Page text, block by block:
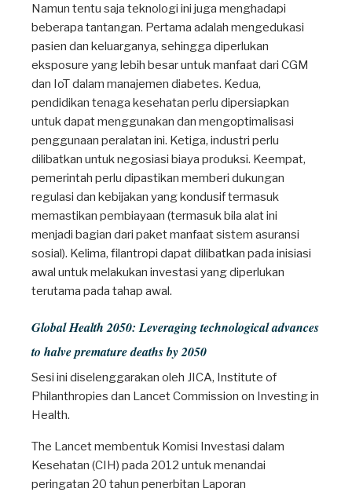
Namun tentu saja teknologi ini juga menghadapi
beberapa tantangan. Pertama adalah mengedukasi
pasien dan keluarganya, sehingga diperlukan
eksposure yang lebih besar untuk manfaat dari CGM
dan IoT dalam manajemen diabetes. Kedua,
pendidikan tenaga kesehatan perlu dipersiapkan
untuk dapat menggunakan dan mengoptimalisasi
penggunaan peralatan ini. Ketiga, industri perlu
dilibatkan untuk negosiasi biaya produksi. Keempat,
pemerintah perlu dipastikan memberi dukungan
regulasi dan kebijakan yang kondusif termasuk
memastikan pembiayaan (termasuk bila alat ini
menjadi bagian dari paket manfaat sistem asuransi
sosial). Kelima, filantropi dapat dilibatkan pada inisiasi
awal untuk melakukan investasi yang diperlukan
terutama pada tahap awal.
Global Health 2050: Leveraging technological advances
to halve premature deaths by 2050
Sesi ini diselenggarakan oleh JICA, Institute of
Philanthropies dan Lancet Commission on Investing in
Health.
The Lancet membentuk Komisi Investasi dalam
Kesehatan (CIH) pada 2012 untuk menandai
peringatan 20 tahun penerbitan Laporan